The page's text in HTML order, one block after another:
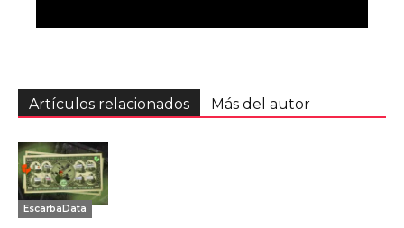
Artículos relacionados Más del autor
EscarbaData